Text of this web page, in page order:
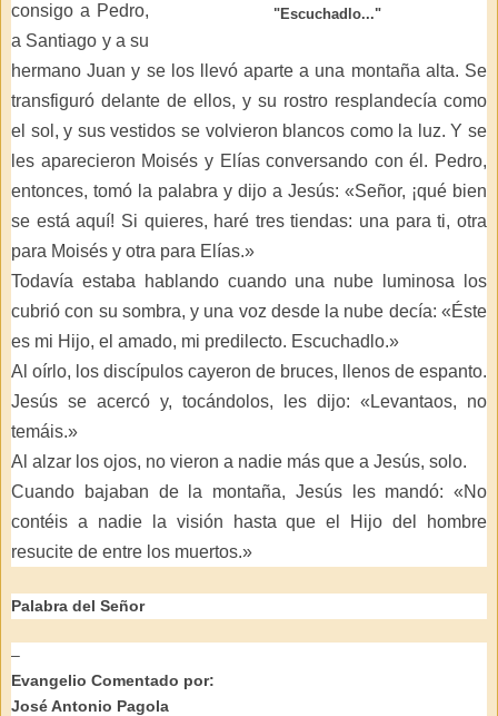
"Escuchadlo..."
consigo a Pedro,
a Santiago y a su
hermano Juan y se los llevó aparte a una montaña alta. Se
transfiguró delante de ellos, y su rostro resplandecía como
el sol, y sus vestidos se volvieron blancos como la luz. Y se
les aparecieron Moisés y Elías conversando con él. Pedro,
entonces, tomó la palabra y dijo a Jesús: «Señor, ¡qué bien
se está aquí! Si quieres, haré tres tiendas: una para ti, otra
para Moisés y otra para Elías.»
Todavía estaba hablando cuando una nube luminosa los
cubrió con su sombra, y una voz desde la nube decía: «Éste
es mi Hijo, el amado, mi predilecto. Escuchadlo.»
Al oírlo, los discípulos cayeron de bruces, llenos de espanto.
Jesús se acercó y, tocándolos, les dijo: «Levantaos, no
temáis.»
Al alzar los ojos, no vieron a nadie más que a Jesús, solo.
Cuando bajaban de la montaña, Jesús les mandó: «No
contéis a nadie la visión hasta que el Hijo del hombre
resucite de entre los muertos.»
Palabra del Señor
–
Evangelio Comentado por:
José Antonio Pagola